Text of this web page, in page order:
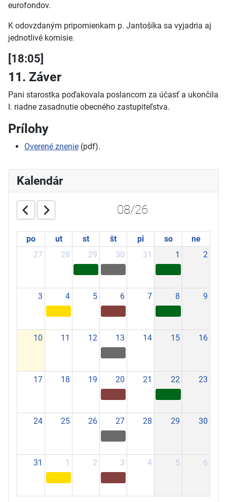
eurofondov.
K odovzdaným pripomienkam p. Jantošíka sa vyjadria aj
jednotlivé komisie.
[18:05]
11. Záver
Pani starostka poďakovala poslancom za účasť a ukončila
I. riadne zasadnutie obecného zastupiteľstva.
Prílohy
Overené znenie (pdf).
Kalendár
08/26
po ut st št pi so
ne
27
28 29 30 31 1 2
3 4 5 6 7 8 9
10 11 12 13 14 15 16
17 18 19 20 21 22 23
24 25 26 27 28 29 30
31 1 2 3 4 5 6